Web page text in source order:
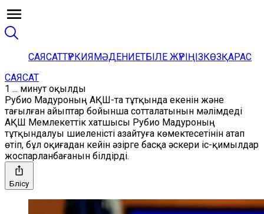
САЯСАТТҮРКИЯМӘДЕНИЕТБІЛЕ ЖҮРІҢІЗКӨЗҚАРАС
САЯСАТ
1 ... минут оқылды
Рубио Мадуроның АҚШ-та тұтқында екенін және
тағылған айыптар бойынша сотталатынын мәлімдеді
АҚШ Мемлекеттік хатшысы Рубио Мадуроның
тұтқындалуы шиеленісті азайтуға көмектесетінін атап
өтіп, бұл оқиғадан кейін әзірге басқа әскери іс-қимылдар
жоспарланбағанын білдірді.
Бөлісу